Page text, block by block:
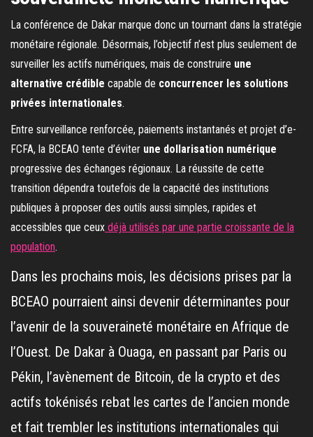
La conférence de Dakar marque donc un tournant dans la stratégie
monétaire régionale. Désormais, l’objectif n’est plus seulement de
surveiller les actifs numériques, mais de construire une
alternative crédible capable de concurrencer les solutions
privées internationales.
Entre surveillance renforcée, paiements instantanés et projet d’e-
FCFA, la BCEAO tente d’éviter une dollarisation numérique
progressive des échanges régionaux. La réussite de cette
transition dépendra toutefois de la capacité des institutions
publiques à proposer des outils aussi simples, rapides et
accessibles que ceux déjà utilisés par une partie croissante de la
population.
Dans les prochains mois, les décisions prises par la
BCEAO pourraient ainsi devenir déterminantes pour
l’avenir de la souveraineté monétaire en Afrique de
l’Ouest. De Dakar à Ouaga, en passant par Paris ou
Pékin, l’avènement de Bitcoin, de la crypto et des
actifs tokénisés rebat les cartes de l’ancien monde
et fait trembler les institutions internationales qui